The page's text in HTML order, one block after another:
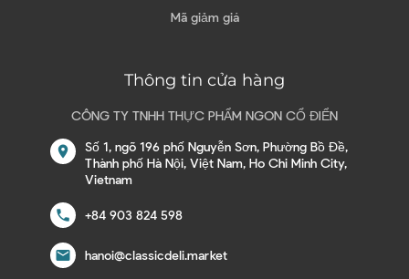
Mã giảm giá
Thông tin cửa hàng
CÔNG TY TNHH THỰC PHẨM NGON CỔ ĐIỂN
location_on
Số 1, ngõ 196 phố Nguyễn Sơn, Phường Bồ Đề,
Thành phố Hà Nội, Việt Nam, Ho Chi Minh City,
Vietnam
call +84 903 824 598
email hanoi@classicdeli.market